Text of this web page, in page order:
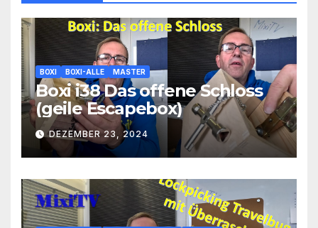
BOXI BOXI-ALLE MASTER
Boxi i38 Das offene Schloss
(geile Escapebox)
DEZEMBER 23, 2024